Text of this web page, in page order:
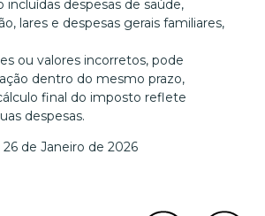
incluídas despesas de saúde,
lares e despesas gerais familiares,
ou valores incorretos, pode
dentro do mesmo prazo,
final do imposto reflete
despesas.
26 de Janeiro de 2026